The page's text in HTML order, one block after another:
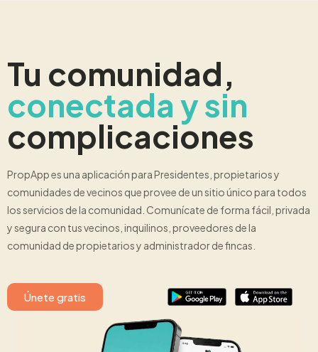
Tu comunidad,
conectada y sin
complicaciones
PropApp es una aplicación para Presidentes, propietarios y
comunidades de vecinos que provee de un sitio único para todos
los servicios de la comunidad. Comunícate de forma fácil, privada
y segura con tus vecinos, inquilinos, proveedores de la
comunidad de propietarios y administrador de fincas.
Únete gratis